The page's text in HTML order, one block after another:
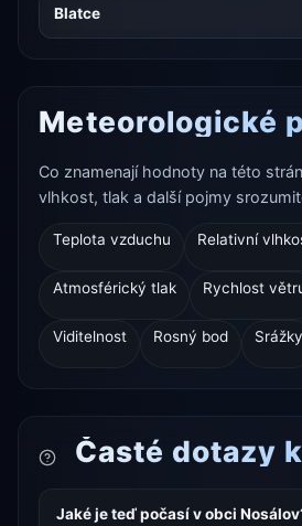
Blatce
Meteorologické
Co znamenají hodnoty na této
vlhkost, tlak a další pojmy
Teplota vzduchu Relativní
Atmosférický tlak Rychlost
Viditelnost Rosný bod Srážky
Časté dotazy
Jaké je teď počasí v obci